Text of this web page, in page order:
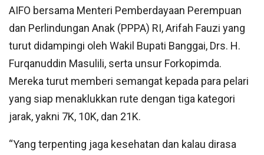
AIFO bersama Menteri Pemberdayaan Perempuan
dan Perlindungan Anak (PPPA) RI, Arifah Fauzi yang
turut didampingi oleh Wakil Bupati Banggai, Drs. H.
Furqanuddin Masulili, serta unsur Forkopimda.
Mereka turut memberi semangat kepada para pelari
yang siap menaklukkan rute dengan tiga kategori
jarak, yakni 7K, 10K, dan 21K.
“Yang terpenting jaga kesehatan dan kalau dirasa